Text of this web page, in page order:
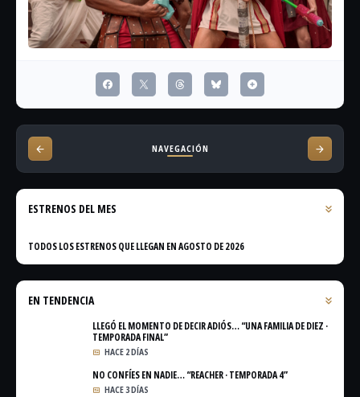
NAVEGACIÓN
ESTRENOS DEL MES
TODOS LOS ESTRENOS QUE LLEGAN EN AGOSTO DE 2026
EN TENDENCIA
LLEGÓ EL MOMENTO DE DECIR ADIÓS… “UNA FAMILIA DE DIEZ ·
TEMPORADA FINAL”
HACE 2 DÍAS
NO CONFÍES EN NADIE… “REACHER · TEMPORADA 4”
HACE 3 DÍAS